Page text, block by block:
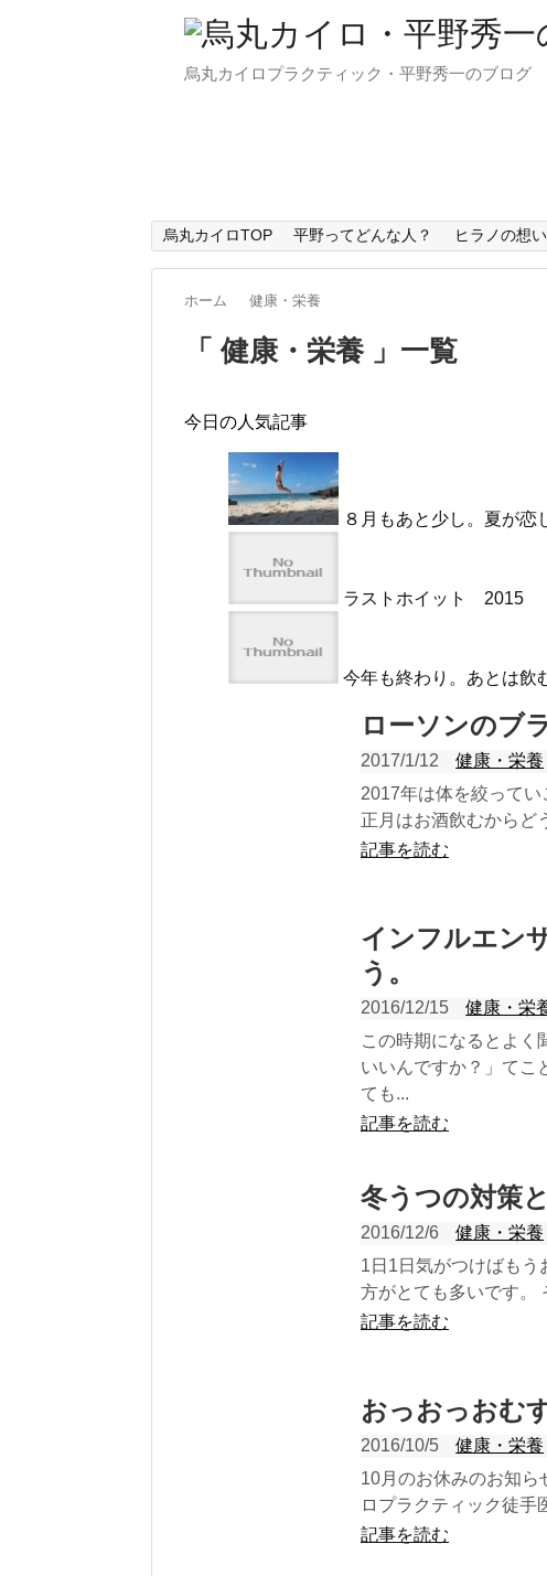
烏丸カイロプラクティック・平野秀一のブログ
烏丸カイロTOP 平野ってどんな人？ ヒラノの想い
ホーム 健康・栄養
「 健康・栄養 」一覧
今日の人気記事
８月もあと少し。夏が恋
ラストホイット 2015
今年も終わり。あとは飲
ローソンのブ
2017/1/12
健康・栄養
2017年は体を絞ってい
正月はお酒飲むからど
記事を読む
インフルエン
う。
2016/12/15
健康・栄
この時期になるとよく
いいんですか？」てこ
ても...
記事を読む
冬うつの対策
2016/12/6
健康・栄養
1日1日気がつけばもう
方がとても多いです。
記事を読む
おっおっおむ
2016/10/5
健康・栄養
10月のお休みのお知ら
ロプラクティック徒手
記事を読む